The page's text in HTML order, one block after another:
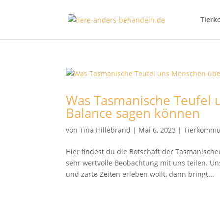
Was Tasmanische
Balance sagen können
vonTina Hillebrand | Mai 6, 2023 |
Hier findest du die Botschaft der
sehr wertvolle Beobachtung mit uns teilen.
und zarte Zeiten erleben wollt, dann bringt...